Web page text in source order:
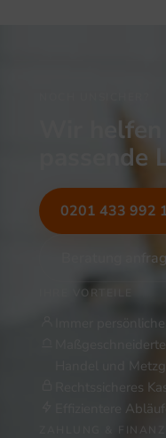
Wir helfen
passende
0201 433 992
Beratung
IHRE VORTEILE
Immer
Handel und
Rechtssicheres
Effizientere
ZAHLUNG &